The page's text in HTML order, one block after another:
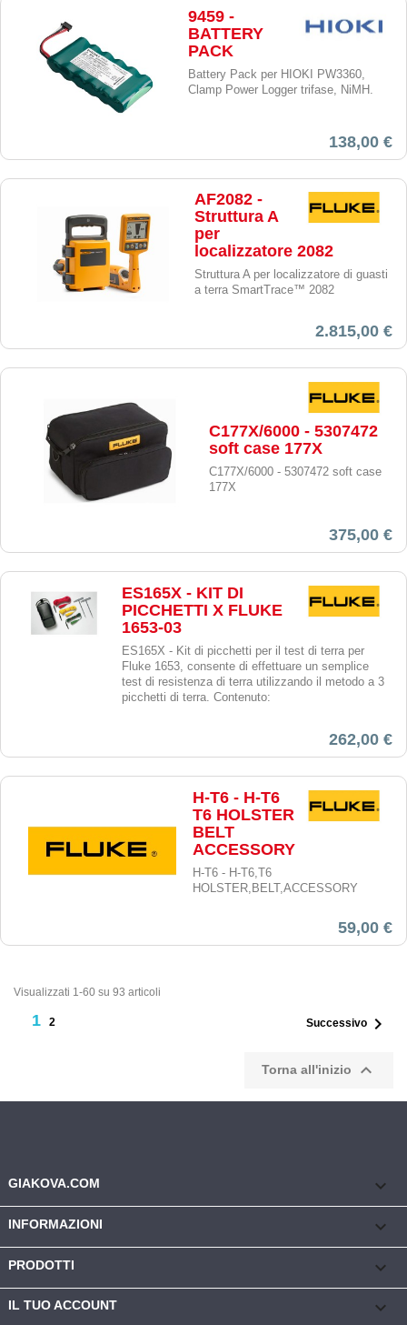
9459 -
BATTERY
PACK
Battery Pack per HIOKI PW3360,
Clamp Power Logger trifase, NiMH.
138,00 €
AF2082 -
Struttura A
per
localizzatore 2082
Struttura A per localizzatore di guasti
a terra SmartTrace™ 2082
2.815,00 €
C177X/6000 - 5307472
soft case 177X
C177X/6000 - 5307472 soft case
177X
375,00 €
ES165X - KIT DI
PICCHETTI X FLUKE
1653-03
ES165X - Kit di picchetti per il test di terra per
Fluke 1653, consente di effettuare un semplice
test di resistenza di terra utilizzando il metodo a 3
picchetti di terra. Contenuto:
262,00 €
H-T6 - H-T6
T6 HOLSTER
BELT
ACCESSORY
H-T6 - H-T6,T6
HOLSTER,BELT,ACCESSORY
59,00 €
Visualizzati 1-60 su 93 articoli
1 2 Successivo
Torna all'inizio 
GIAKOVA.COM keyboard_arrow_down
INFORMAZIONI 
PRODOTTI 
IL TUO ACCOUNT 